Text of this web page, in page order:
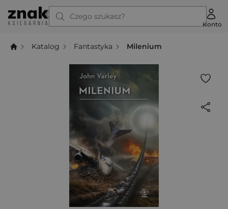
Czego szukasz?
Konto
Katalog Fantastyka Milenium